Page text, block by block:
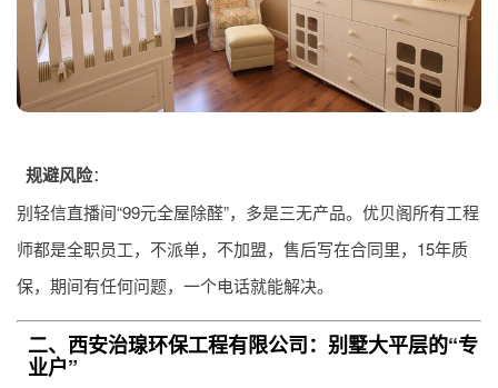
规避风险：
别轻信直播间“99元全屋除醛”，多是三无产品。优贝阁所有工程
师都是全职员工，不派单，不加盟，售后写在合同里，15年质
保，期间有任何问题，一个电话就能解决。
二、西安治瑔环保工程有限公司：别墅大平层的“专
业户”